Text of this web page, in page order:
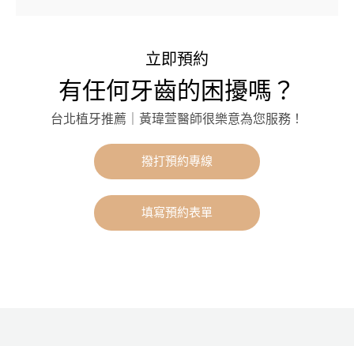
立即預約
有任何牙齒的困擾嗎？
台北植牙推薦｜黃瑋萱醫師很樂意為您服務！
撥打預約專線
填寫預約表單